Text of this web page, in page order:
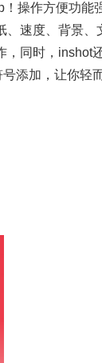
操作方便功
、速度、背景
同时，inshot
添加，让你轻